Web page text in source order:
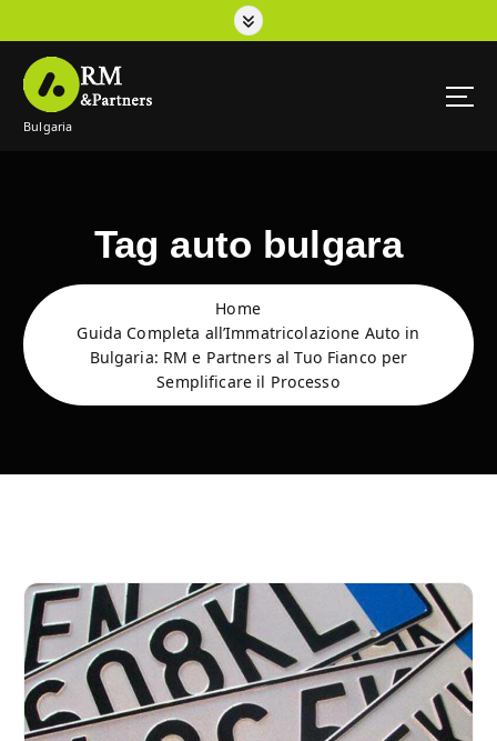
Bulgaria
Tag auto bulgara
Home
Guida Completa all’Immatricolazione Auto in
Bulgaria: RM e Partners al Tuo Fianco per
Semplificare il Processo